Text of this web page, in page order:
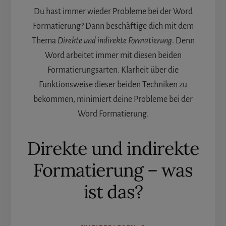
Du hast immer wieder Probleme bei der Word
Formatierung? Dann beschäftige dich mit dem
Thema Direkte und indirekte Formatierung. Denn
Word arbeitet immer mit diesen beiden
Formatierungsarten. Klarheit über die
Funktionsweise dieser beiden Techniken zu
bekommen, minimiert deine Probleme bei der
Word Formatierung.
Direkte und indirekte
Formatierung – was
ist das?